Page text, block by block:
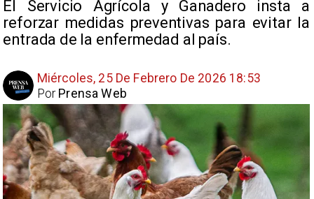
El Servicio Agrícola y Ganadero insta a
reforzar medidas preventivas para evitar la
entrada de la enfermedad al país.
Miércoles, 25 De Febrero De 2026 18:53
Prensa Web
Por